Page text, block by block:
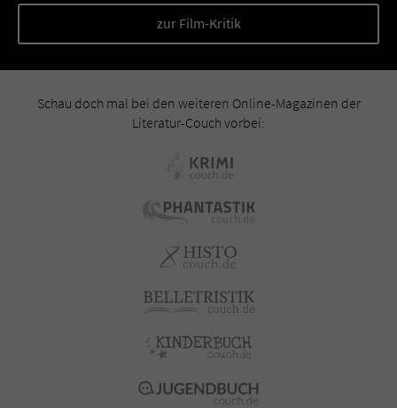
zur Film-Kritik
Schau doch mal bei den weiteren Online-Magazinen der
Literatur-Couch vorbei: